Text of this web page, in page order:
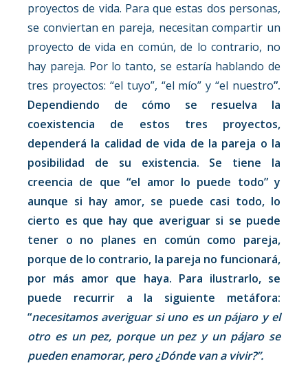
proyectos de vida. Para que estas dos personas,
se conviertan en pareja, necesitan compartir un
proyecto de vida en común, de lo contrario, no
hay pareja. Por lo tanto, se estaría hablando de
tres proyectos: “el tuyo”, “el mío” y “el nuestro”.
Dependiendo de cómo se resuelva la
coexistencia de estos tres proyectos,
dependerá la calidad de vida de la pareja o la
posibilidad de su existencia. Se tiene la
creencia de que “el amor lo puede todo” y
aunque si hay amor, se puede casi todo, lo
cierto es que hay que averiguar si se puede
tener o no planes en común como pareja,
porque de lo contrario, la pareja no funcionará,
por más amor que haya. Para ilustrarlo, se
puede recurrir a la siguiente metáfora:
“necesitamos averiguar si uno es un pájaro y el
otro es un pez, porque un pez y un pájaro se
pueden enamorar, pero ¿Dónde van a vivir?”.